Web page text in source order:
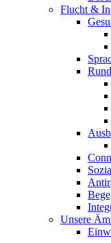
Flucht &
Unsere